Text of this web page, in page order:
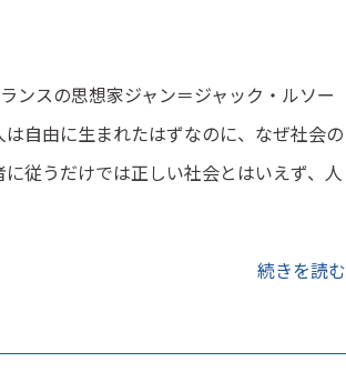
ンスの思想家ジャン＝ジャック・ルソー
自由に生まれたはずなのに、なぜ社会の
従うだけでは正しい社会とはいえず、人
続きを読む